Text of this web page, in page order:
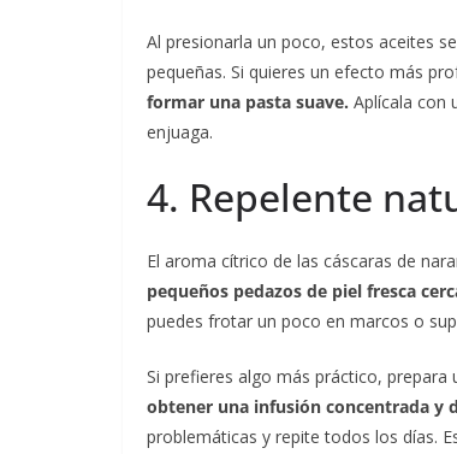
Al presionarla un poco, estos aceites
pequeñas. Si quieres un efecto más
formar una pasta suave. Aplícala con
enjuaga.
4. Repelente
El aroma cítrico de las cáscaras de
pequeños pedazos de piel fresca
puedes frotar un poco en marcos o
Si prefieres algo más práctico, prepara
obtener una infusión concentrada y
problemáticas y repite todos los días.